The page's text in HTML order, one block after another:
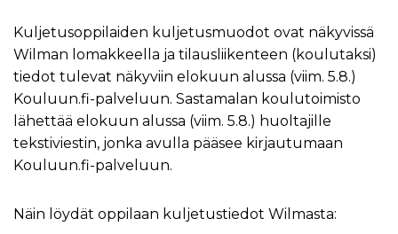
Kuljetusoppilaiden kuljetusmuodot ovat näkyvissä
Wilman lomakkeella ja tilausliikenteen (koulutaksi)
tiedot tulevat näkyviin elokuun alussa (viim. 5.8.)
Kouluun.fi-palveluun. Sastamalan koulutoimisto
lähettää elokuun alussa (viim. 5.8.) huoltajille
tekstiviestin, jonka avulla pääsee kirjautumaan
Kouluun.fi-palveluun.
Näin löydät oppilaan kuljetustiedot Wilmasta: